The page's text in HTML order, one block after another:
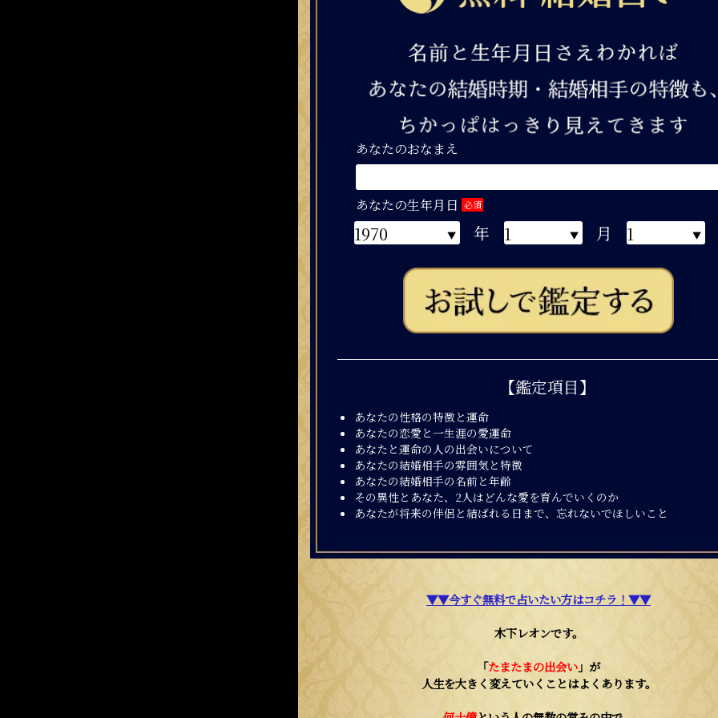
あなたのおなまえ
あなたの生年月日 必須
年 月
【鑑定項目】
あなたの性格の特徴と運命
あなたの恋愛と一生涯の愛運命
あなたと運命の人の出会いについて
あなたの結婚相手の雰囲気と特徴
あなたの結婚相手の名前と年齢
その異性とあなた、2人はどんな愛を育んでいくのか
あなたが将来の伴侶と結ばれる日まで、忘れないでほしいこと
▼▼今すぐ無料で占いたい方はコチラ！▼▼
木下レオンです。
「たまたまの出会い」が
人生を大きく変えていくことはよくあります。